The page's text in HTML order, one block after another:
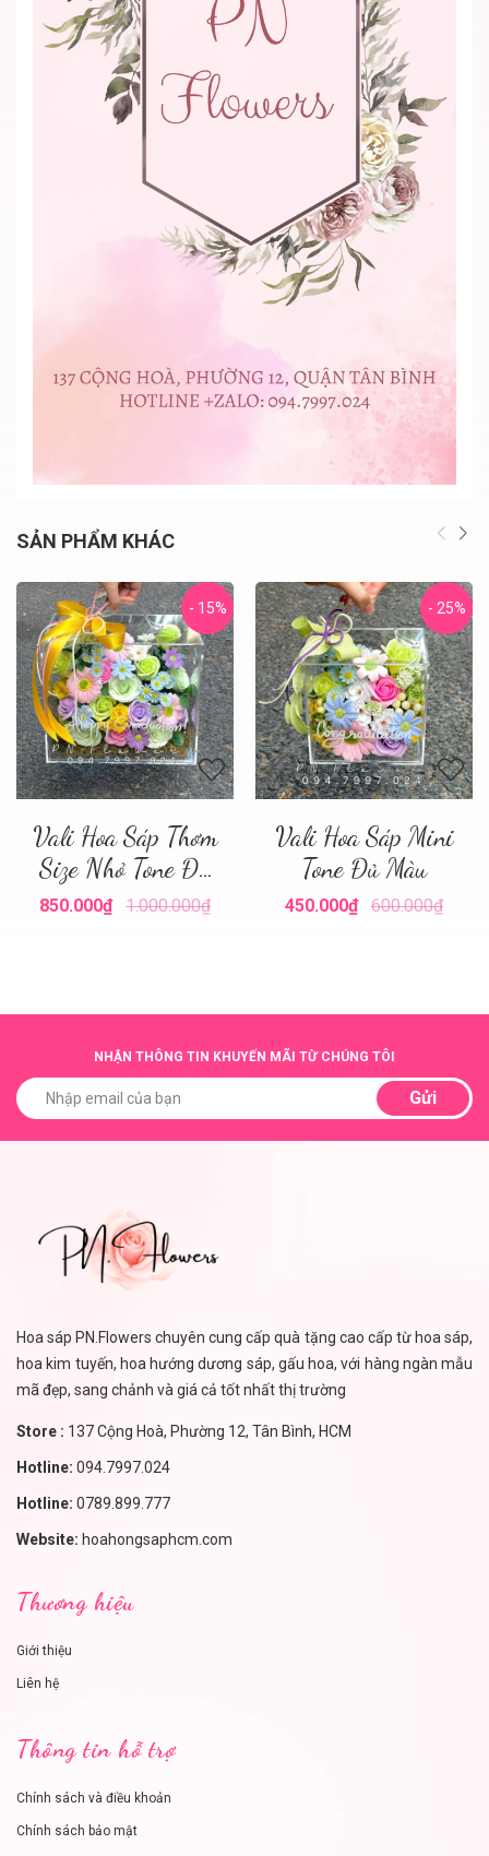
SẢN PHẨM KHÁC
- 15%
Vali Hoa Sáp Thơm
Size Nhỏ Tone Đủ
Màu
850.000₫ 1.000.000₫
- 25%
Vali Hoa Sáp Mini
Tone Đủ Màu
450.000₫ 600.000₫
NHẬN THÔNG TIN KHUYẾN MÃI TỪ CHÚNG TÔI
Gửi
Hoa sáp PN.Flowers chuyên cung cấp quà tặng cao cấp từ hoa sáp,
hoa kim tuyến, hoa hướng dương sáp, gấu hoa, với hàng ngàn mẫu
mã đẹp, sang chảnh và giá cả tốt nhất thị trường
Store : 137 Cộng Hoà, Phường 12, Tân Bình, HCM
Hotline: 094.7997.024
Hotline: 0789.899.777
Website: hoahongsaphcm.com
Thương hiệu
Giới thiệu
Liên hệ
Thông tin hỗ trợ
Chính sách và điều khoản
Chính sách bảo mật